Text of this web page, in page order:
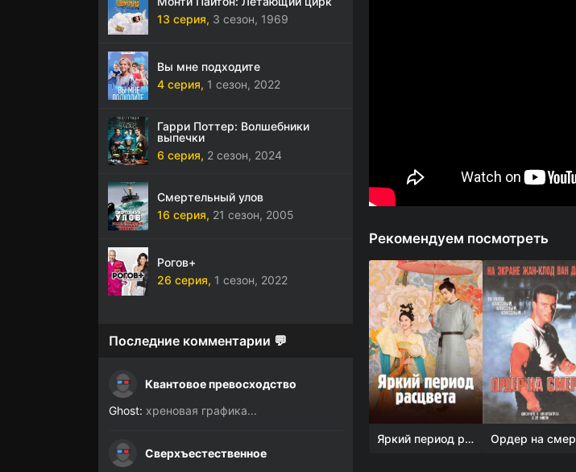
Рекомендуем посмотреть
Яркий период расцвета
13 серия, 3 сезон, 1969
Вы мне подходите
4 серия, 1 сезон, 2022
Гарри Поттер: Волшебники
выпечки
6 серия, 2 сезон, 2024
Смертельный улов
16 серия, 21 сезон, 2005
Рогов+
26 серия, 1 сезон, 2022
Последние комментарии 💬
Квантовое превосходство
Ghost: хреновая графика...
Сверхъестественное